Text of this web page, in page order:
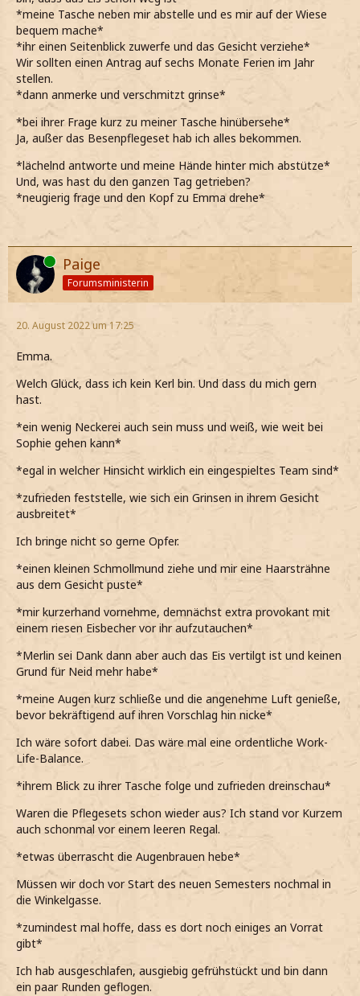
*meine Tasche neben mir abstelle und es mir auf der Wiese
bequem mache*
*ihr einen Seitenblick zuwerfe und das Gesicht verziehe*
Wir sollten einen Antrag auf sechs Monate Ferien im Jahr
stellen.
*dann anmerke und verschmitzt grinse*
*bei ihrer Frage kurz zu meiner Tasche hinübersehe*
Ja, außer das Besenpflegeset hab ich alles bekommen.
*lächelnd antworte und meine Hände hinter mich abstütze*
Und, was hast du den ganzen Tag getrieben?
*neugierig frage und den Kopf zu Emma drehe*
Online Paige
Forumsministerin
20. August 2022 um 17:25
Emma.
Welch Glück, dass ich kein Kerl bin. Und dass du mich gern
hast.
*ein wenig Neckerei auch sein muss und weiß, wie weit bei
Sophie gehen kann*
*egal in welcher Hinsicht wirklich ein eingespieltes Team sind*
*zufrieden feststelle, wie sich ein Grinsen in ihrem Gesicht
ausbreitet*
Ich bringe nicht so gerne Opfer.
*einen kleinen Schmollmund ziehe und mir eine Haarsträhne
aus dem Gesicht puste*
*mir kurzerhand vornehme, demnächst extra provokant mit
einem riesen Eisbecher vor ihr aufzutauchen*
*Merlin sei Dank dann aber auch das Eis vertilgt ist und keinen
Grund für Neid mehr habe*
*meine Augen kurz schließe und die angenehme Luft genieße,
bevor bekräftigend auf ihren Vorschlag hin nicke*
Ich wäre sofort dabei. Das wäre mal eine ordentliche Work-
Life-Balance.
*ihrem Blick zu ihrer Tasche folge und zufrieden dreinschau*
Waren die Pflegesets schon wieder aus? Ich stand vor Kurzem
auch schonmal vor einem leeren Regal.
*etwas überrascht die Augenbrauen hebe*
Müssen wir doch vor Start des neuen Semesters nochmal in
die Winkelgasse.
*zumindest mal hoffe, dass es dort noch einiges an Vorrat
gibt*
Ich hab ausgeschlafen, ausgiebig gefrühstückt und bin dann
ein paar Runden geflogen.